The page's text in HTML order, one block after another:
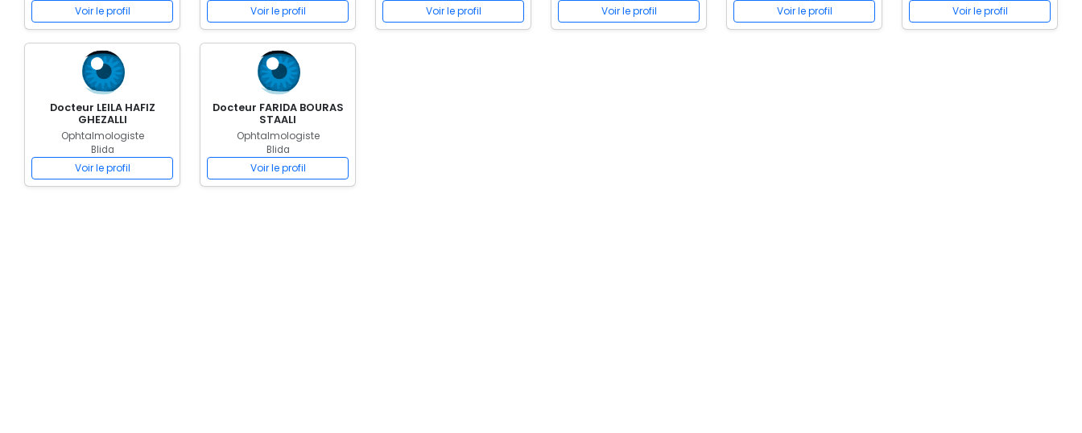
Voir le profil Voir le profil Voir le profil Voir le profil Voir le profil Voir le profil
Docteur LEILA HAFIZ
GHEZALLI
Ophtalmologiste
Blida
Voir le profil
Docteur FARIDA BOURAS
STAALI
Ophtalmologiste
Blida
Voir le profil